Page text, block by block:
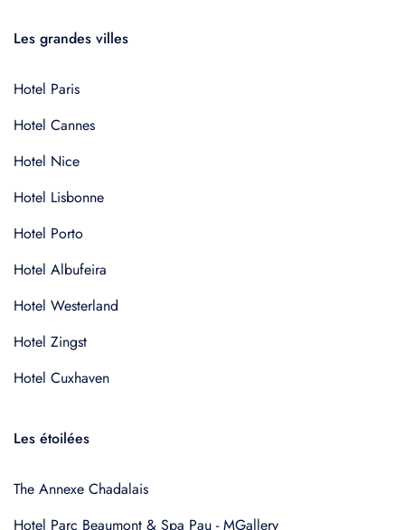
Les grandes villes
Hotel Paris
Hotel Cannes
Hotel Nice
Hotel Lisbonne
Hotel Porto
Hotel Albufeira
Hotel Westerland
Hotel Zingst
Hotel Cuxhaven
Les étoilées
The Annexe Chadalais
Hotel Parc Beaumont & Spa Pau - MGallery